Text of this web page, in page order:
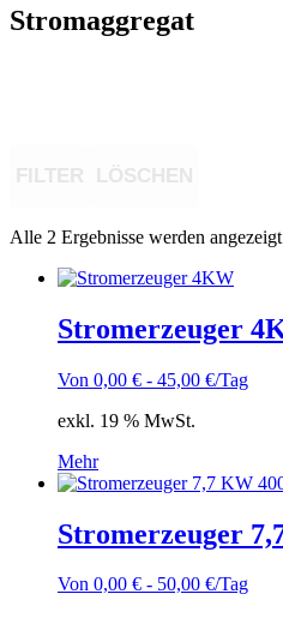
Stromaggregat
Alle 2 Ergebnisse werden angezeigt
Stromerzeuger
Von 0,00 € - 45,00 €/Tag
exkl. 19 % MwSt.
Mehr
Stromerzeuger
Von 0,00 € - 50,00 €/Tag